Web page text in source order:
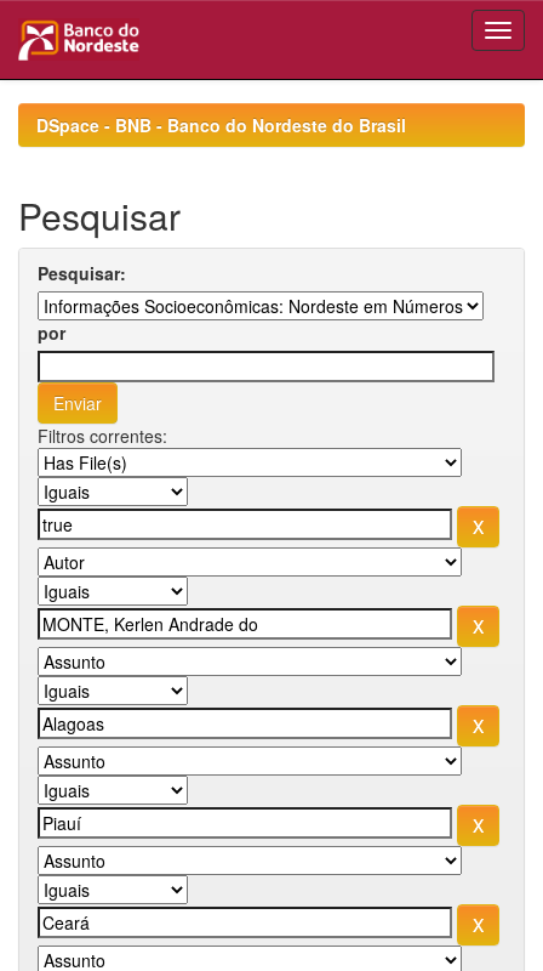
navigationDSpace - BNB - Banco do Nordeste do Brasil
Pesquisar
Pesquisar:
por
Filtros correntes: